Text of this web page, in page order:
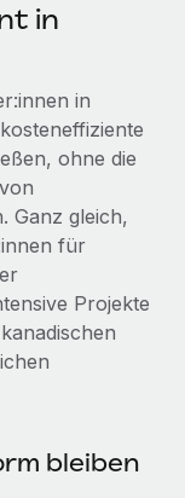
Compliance
von IT-
Team mit
KI-basierte
in
in
ohne die
Ganz gleich,
für
Projekte
bleiben